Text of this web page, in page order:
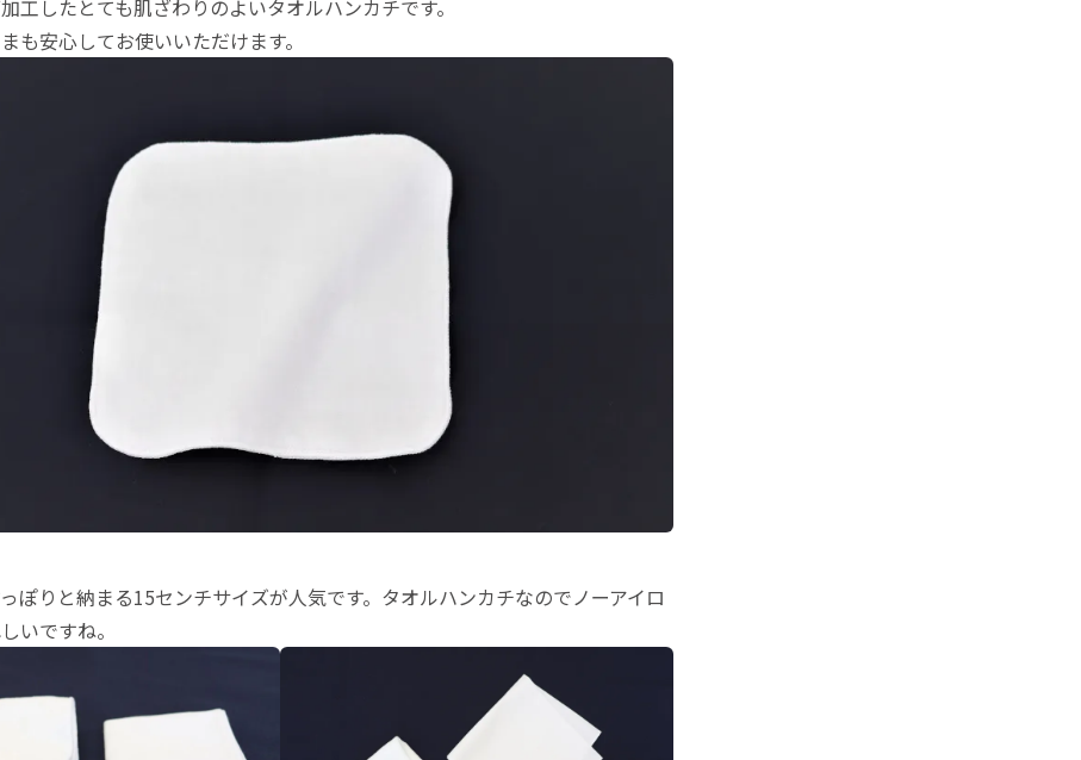
工したとても肌ざわりのよいタオルハンカチです。
も安心してお使いいただけます。
ぽりと納まる15センチサイズが人気です。タオルハンカチなのでノーアイロ
いですね。